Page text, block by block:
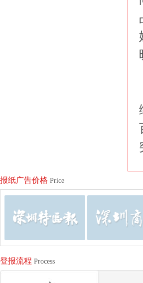
报纸广告价格 Price
登报流程 Process